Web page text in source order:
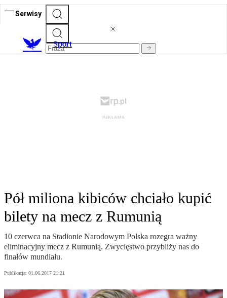
Serwisy
Sport
Pół miliona kibiców chciało kupić
bilety na mecz z Rumunią
10 czerwca na Stadionie Narodowym Polska rozegra ważny
eliminacyjny mecz z Rumunią. Zwycięstwo przybliży nas do
finałów mundialu.
Publikacja: 01.06.2017 21:21